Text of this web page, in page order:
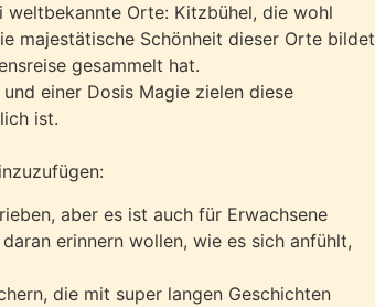
Orte: Kitzbühel, die wohl
majestätische Schönheit dieser Orte bildet
gesammelt hat.
einer Dosis Magie zielen diese
ist.
aber es ist auch für Erwachsene
erinnern wollen, wie es sich anfühlt,
die mit super langen Geschichten